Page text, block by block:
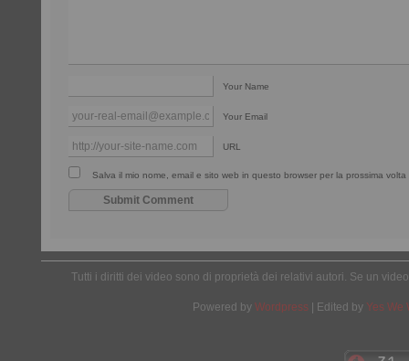
Your Name
Your Email
URL
Salva il mio nome, email e sito web in questo browser per la prossima
Tutti i diritti dei video sono di proprietà dei relativi autori. Se un
Powered by Wordpress | Edited by Yes We